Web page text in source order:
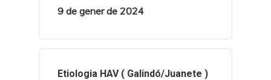
9 de gener de 2024
Etiologia HAV ( Galindó/Juanete )